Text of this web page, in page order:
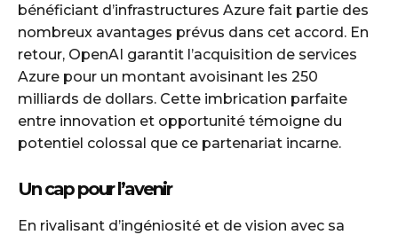
bénéficiant d’infrastructures Azure fait partie des
nombreux avantages prévus dans cet accord. En
retour, OpenAI garantit l’acquisition de services
Azure pour un montant avoisinant les 250
milliards de dollars. Cette imbrication parfaite
entre innovation et opportunité témoigne du
potentiel colossal que ce partenariat incarne.
Un cap pour l’avenir
En rivalisant d’ingéniosité et de vision avec sa